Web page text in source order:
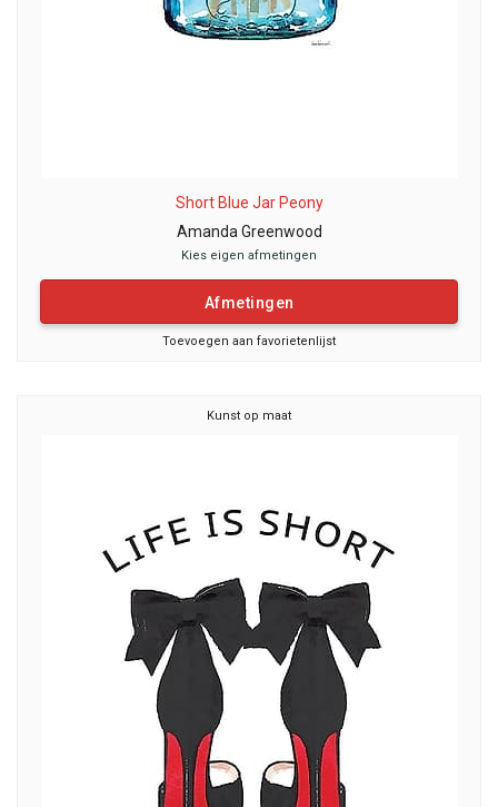
Short Blue Jar Peony
Amanda Greenwood
Kies eigen afmetingen
Afmetingen
Toevoegen aan favorietenlijst
Kunst op maat